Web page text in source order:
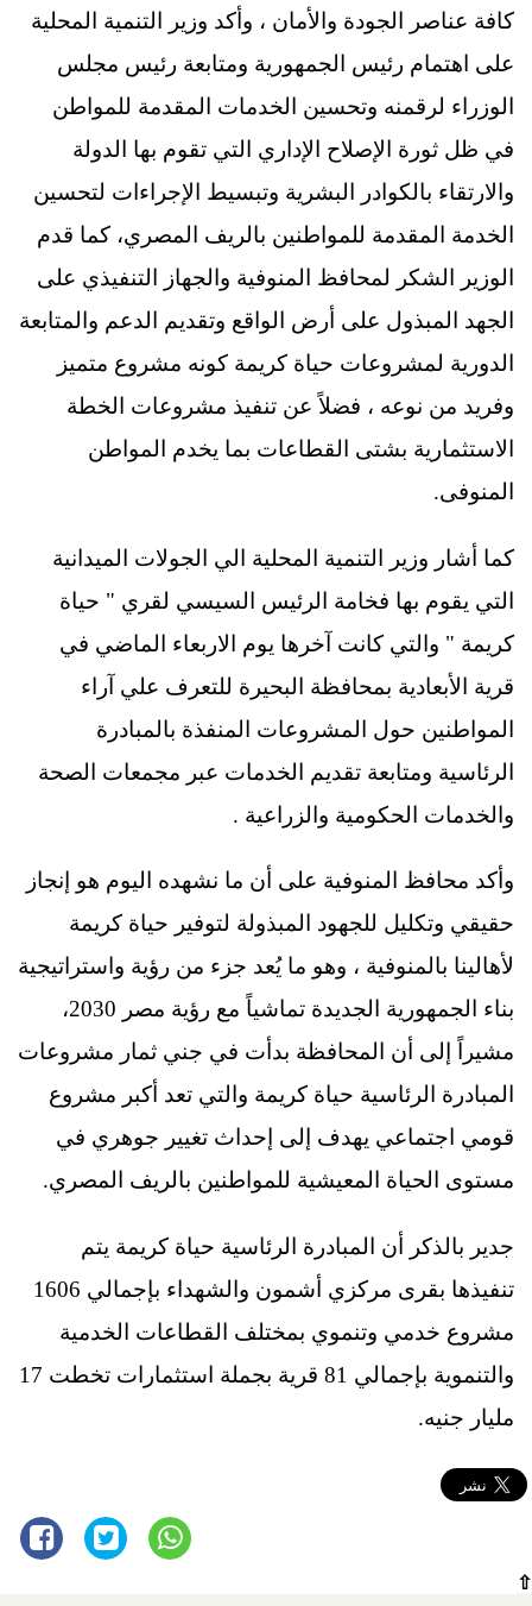
كافة عناصر الجودة والأمان ، وأكد وزير التنمية المحلية
على اهتمام رئيس الجمهورية ومتابعة رئيس مجلس
الوزراء لرقمنه وتحسين الخدمات المقدمة للمواطن
في ظل ثورة الإصلاح الإداري التي تقوم بها الدولة
والارتقاء بالكوادر البشرية وتبسيط الإجراءات لتحسين
الخدمة المقدمة للمواطنين بالريف المصري، كما قدم
الوزير الشكر لمحافظ المنوفية والجهاز التنفيذي على
الجهد المبذول على أرض الواقع وتقديم الدعم والمتابعة
الدورية لمشروعات حياة كريمة كونه مشروع متميز
وفريد من نوعه ، فضلاً عن تنفيذ مشروعات الخطة
الاستثمارية بشتى القطاعات بما يخدم المواطن
المنوفى.
كما أشار وزير التنمية المحلية الي الجولات الميدانية
التي يقوم بها فخامة الرئيس السيسي لقري " حياة
كريمة " والتي كانت آخرها يوم الاربعاء الماضي في
قرية الأبعادية بمحافظة البحيرة للتعرف علي آراء
المواطنين حول المشروعات المنفذة بالمبادرة
الرئاسية ومتابعة تقديم الخدمات عبر مجمعات الصحة
والخدمات الحكومية والزراعية .
وأكد محافظ المنوفية على أن ما نشهده اليوم هو إنجاز
حقيقي وتكليل للجهود المبذولة لتوفير حياة كريمة
لأهالينا بالمنوفية ، وهو ما يُعد جزء من رؤية واستراتيجية
بناء الجمهورية الجديدة تماشياً مع رؤية مصر 2030،
مشيراً إلى أن المحافظة بدأت في جني ثمار مشروعات
المبادرة الرئاسية حياة كريمة والتي تعد أكبر مشروع
قومي اجتماعي يهدف إلى إحداث تغيير جوهري في
مستوى الحياة المعيشية للمواطنين بالريف المصري.
جدير بالذكر أن المبادرة الرئاسية حياة كريمة يتم
تنفيذها بقرى مركزي أشمون والشهداء بإجمالي 1606
مشروع خدمي وتنموي بمختلف القطاعات الخدمية
والتنموية بإجمالي 81 قرية بجملة استثمارات تخطت 17
مليار جنيه.
⇧